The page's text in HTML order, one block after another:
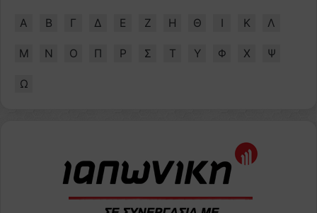
Α Β Γ Δ Ε Ζ Η Θ Ι Κ Λ
Μ Ν Ο Π Ρ Σ Τ Υ Φ Χ Ψ
Ω